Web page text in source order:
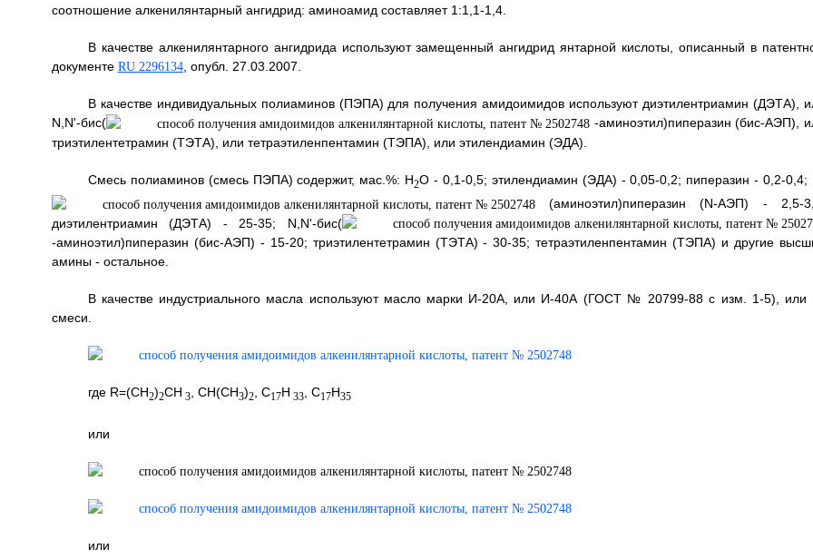
соотношение алкенилянтарный ангидрид: аминоамид составляет 1:1,1-1,4.
В качестве алкенилянтарного ангидрида используют замещенный ангидрид янтарной кислоты, описанный в
документе RU 2296134, опубл. 27.03.2007.
В качестве индивидуальных полиаминов (ПЭПА) для получения амидоимидов используют диэтилентриамин (ДЭТА),
N,N'-бис(
-аминоэтил)пиперазин (бис-АЭП),
триэтилентетрамин (ТЭТА), или тетраэтиленпентамин (ТЭПА), или этилендиамин (ЭДА).
Смесь полиаминов (смесь ПЭПА) содержит, мас.%: Н2О - 0,1-0,5; этилендиамин (ЭДА) - 0,05-0,2; пиперазин - 0,2-0,4;
(аминоэтил)пиперазин (N-АЭП) - 2,5-
диэтилентриамин (ДЭТА) - 25-35; N,N'-бис(
-аминоэтил)пиперазин (бис-АЭП) - 15-20; триэтилентетрамин (ТЭТА) - 30-35; тетраэтиленпентамин (ТЭПА) и другие
амины - остальное.
В качестве индустриального масла используют масло марки И-20А, или И-40А (ГОСТ № 20799-88 с изм. 1-5), или
смеси.
где R=(CH2)2CH 3, СН(СН3)2, С17Н 33, С17Н35
или
или